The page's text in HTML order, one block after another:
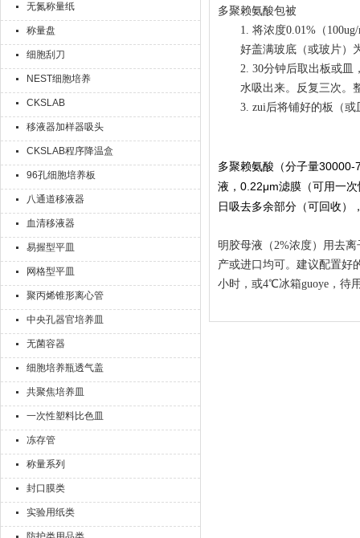
无氮称量纸
称量盘
细胞刮刀
NEST细胞培养
CKSLAB
移液器加样器吸头
CKSLAB程序降温盒
96孔细胞培养板
八通道移液器
血清移液器
易握型平皿
网格型平皿
聚丙烯锥形离心管
中央孔器官培养皿
无菌容器
细胞培养瓶透气盖
共聚焦培养皿
一次性塑料比色皿
冻存管
称量系列
封口膜类
实验用纸类
多聚赖氨酸包被
1. 将浓度0.01% （100ug/
好盖满玻底 （或玻片）
2. 30分钟后取出板或
水吸出来。反复三次。
3. zui后将铺好的板 （或
多聚赖氨酸 （分子量
液，0.22μm滤膜 （可用一
日吸去多余部分 （可回收）
明胶母液 （2%浓度） 用去离
产或进口均可。建议配置好
小时 ， 或4℃冰箱guoye， 待